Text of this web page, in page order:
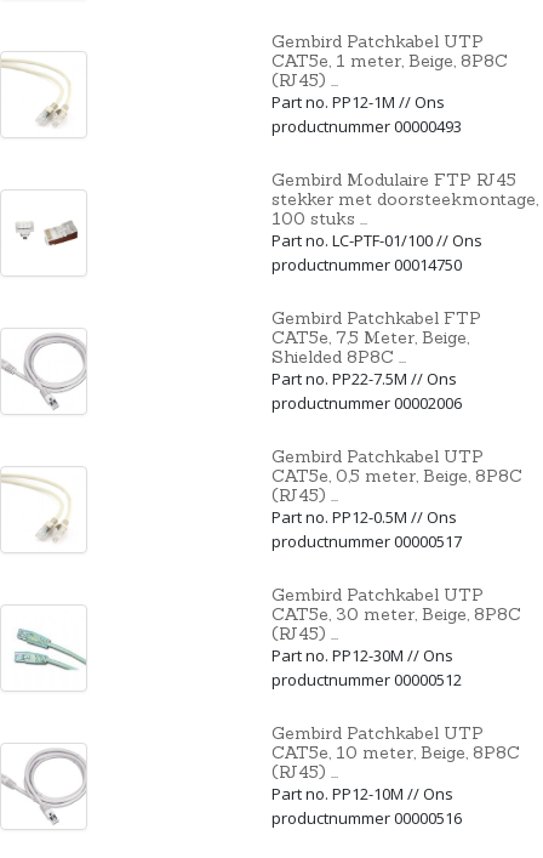
Gembird Patchkabel UTP
CAT5e, 1 meter, Beige, 8P8C
(RJ45) ...
Part no. PP12-1M // Ons
productnummer 00000493
Gembird Modulaire FTP RJ45
stekker met doorsteekmontage,
100 stuks ...
Part no. LC-PTF-01/100 // Ons
productnummer 00014750
Gembird Patchkabel FTP
CAT5e, 7,5 Meter, Beige,
Shielded 8P8C ...
Part no. PP22-7.5M // Ons
productnummer 00002006
Gembird Patchkabel UTP
CAT5e, 0,5 meter, Beige, 8P8C
(RJ45) ...
Part no. PP12-0.5M // Ons
productnummer 00000517
Gembird Patchkabel UTP
CAT5e, 30 meter, Beige, 8P8C
(RJ45) ...
Part no. PP12-30M // Ons
productnummer 00000512
Gembird Patchkabel UTP
CAT5e, 10 meter, Beige, 8P8C
(RJ45) ...
Part no. PP12-10M // Ons
productnummer 00000516